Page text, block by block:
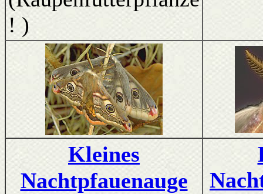
! )
Kleines
Nachtpfauenauge